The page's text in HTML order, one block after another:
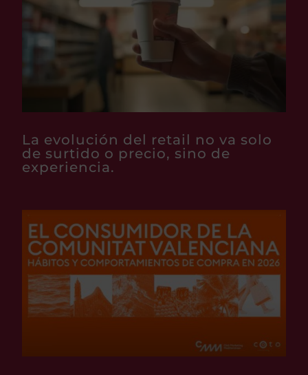
La evolución del retail no va solo
de surtido o precio, sino de
experiencia.